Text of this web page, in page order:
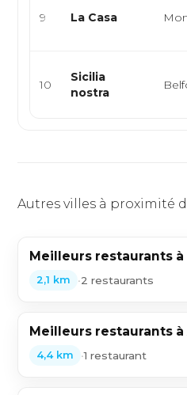
9 La Casa
10
Sicilia
nostra
Autres villes à proximité
Meilleurs restaurants
2,1 km •2 restaurants
Meilleurs restaurants
4,4 km •1 restaurant